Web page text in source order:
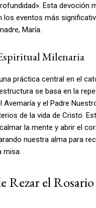
Esta devoción
los eventos más
María.
Milenaria
práctica central en el
se basa en la
y el Padre
de la vida de Cristo.
la mente y abrir el
nuestra alma para
misa.
Rezar el